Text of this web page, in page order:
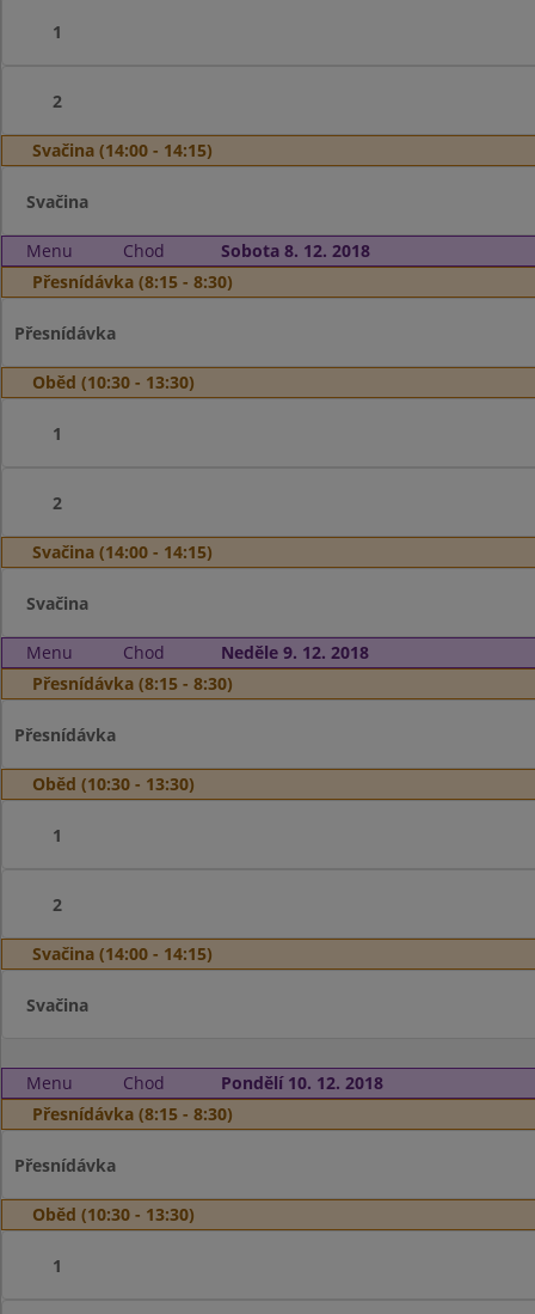
1
2
Svačina (14:00 - 14:15)
Svačina
Menu Chod
Sobota 8. 12. 2018
Přesnídávka (8:15 - 8:30)
Přesnídávka
Oběd (10:30 - 13:30)
1
2
Svačina (14:00 - 14:15)
Svačina
Menu Chod
Neděle 9. 12. 2018
Přesnídávka (8:15 - 8:30)
Přesnídávka
Oběd (10:30 - 13:30)
1
2
Svačina (14:00 - 14:15)
Svačina
Menu Chod
Pondělí 10. 12. 2018
Přesnídávka (8:15 - 8:30)
Přesnídávka
Oběd (10:30 - 13:30)
1